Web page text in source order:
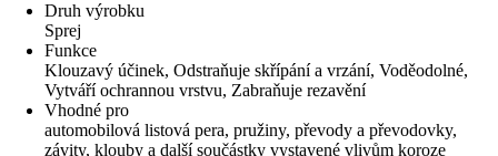
Druh výrobku
Sprej
Funkce
Klouzavý účinek, Odstraňuje skřípání a vrzání, Voděodolné,
Vytváří ochrannou vrstvu, Zabraňuje rezavění
Vhodné pro
automobilová listová pera, pružiny, převody a převodovky,
závity, klouby a další součástky vystavené vlivům koroze